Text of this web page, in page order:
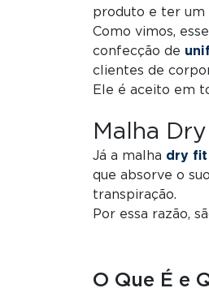
produto e ter
Como vimos,
confecção de
clientes de
Ele é aceito em
Malha
Já a malha dry fit
que absorve o
transpiração.
Por essa razão,
O Que É e